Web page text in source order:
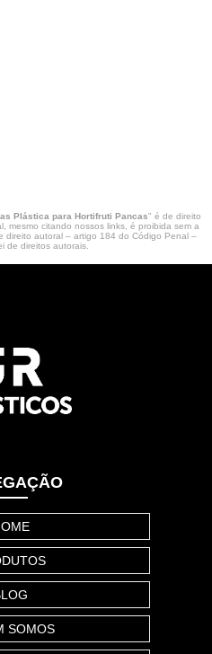
Plástica para Hortifruti Pancas" é de direito
mesmo citando nossos links, é proibida sem a
direito autoral – artigo 184 do Código Penal –
de direitos autorais.
HOME
BLOG
SOMOS